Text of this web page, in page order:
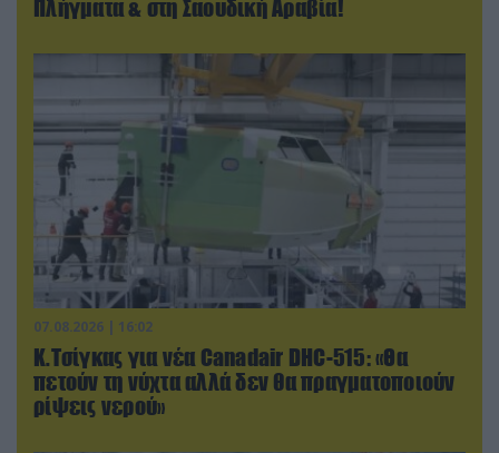
Πλήγματα & στη Σαουδική Αραβία!
07.08.2026 | 16:02
Κ.Τσίγκας για νέα Canadair DHC-515: «Θα
πετούν τη νύχτα αλλά δεν θα πραγματοποιούν
ρίψεις νερού»